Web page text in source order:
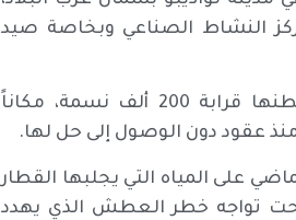
النشاط الصناعي وبخاصة صيد
واختارت المعارضة مدينة نواذيبو، المطلة على المحيط الأطلسي ويقطنها قرابة 200 ألف نسمة، مكاناً
عقود دون الوصول إلى حل لها.
على المياه التي يجلبها القطار
تواجه خطر العطش الذي يهدد